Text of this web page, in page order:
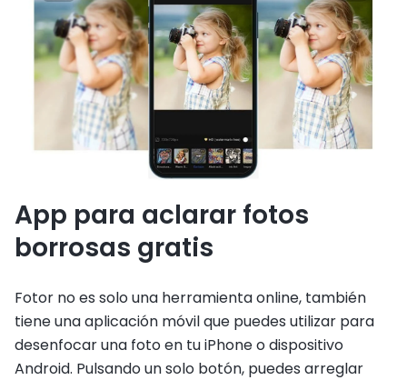
App para aclarar fotos
borrosas gratis
Fotor no es solo una herramienta online, también
tiene una aplicación móvil que puedes utilizar para
desenfocar una foto en tu iPhone o dispositivo
Android. Pulsando un solo botón, puedes arreglar